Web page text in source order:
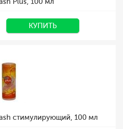
КУПИТЬ
стимулирующий, 100 мл